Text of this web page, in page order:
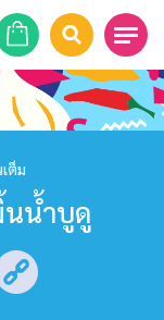
ต็ม
น้ำบูดู